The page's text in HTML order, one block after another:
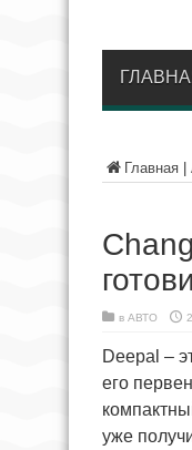
Главная
в АВТО
Deepal –
его
уже